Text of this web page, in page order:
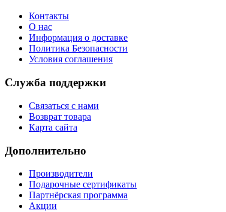
Контакты
О нас
Информация о доставке
Политика Безопасности
Условия соглашения
Служба поддержки
Связаться с нами
Возврат товара
Карта сайта
Дополнительно
Производители
Подарочные сертификаты
Партнёрская программа
Акции